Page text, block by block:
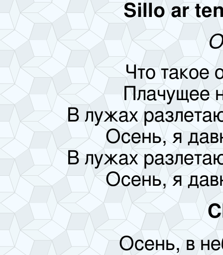
Sillo ar
Что такое
Плачущее
В лужах
Осень, я
В лужах
Осень, я
Осень, в